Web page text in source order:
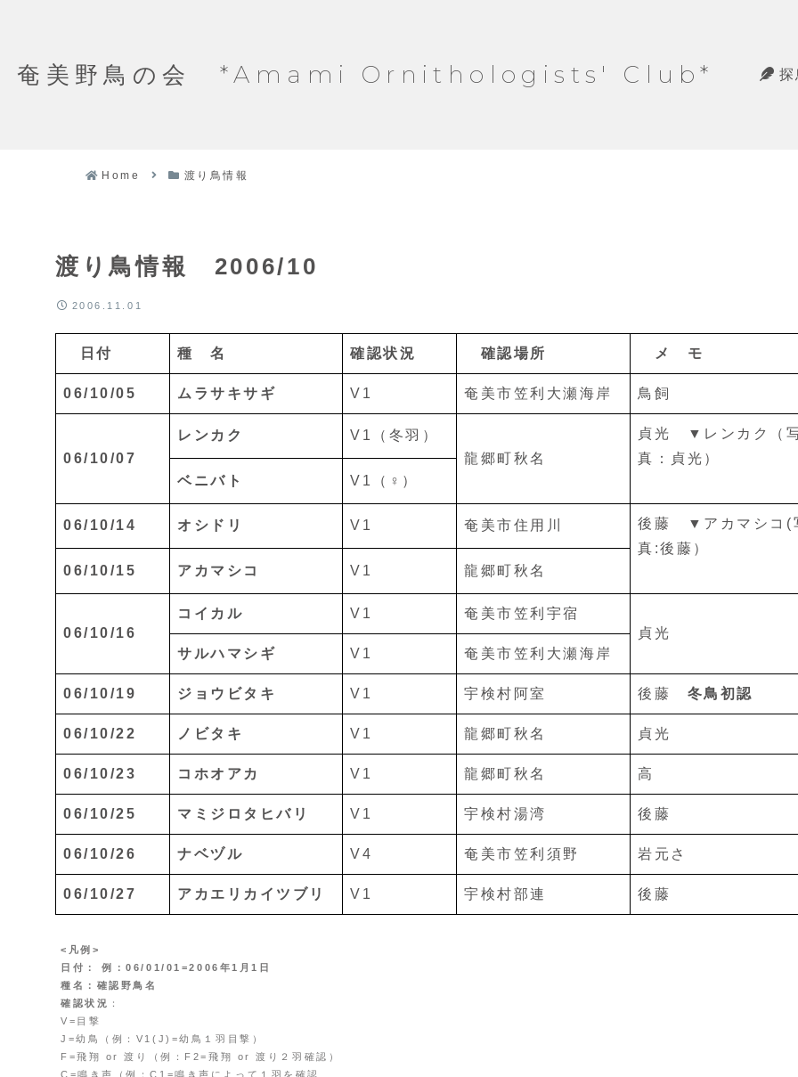
奄美野鳥の会 *Amami Ornithologists' Club*
Home 渡り鳥情報
渡り鳥情報 2006/10
2006.11.01
日付 種 名 確認状況 確認場所 メ モ
06/10/05 ムラサキサギ V1 奄美市笠利大瀬海岸 鳥飼
06/10/07
レンカク
V1（冬羽）
龍郷町秋名
貞光 ▼レンカク（
真：貞光）
ベニバト
V1（♀）
06/10/14 オシドリ V1 奄美市住用川
後藤 ▼アカマシコ(
真:後藤）
06/10/15
アカマシコ V1 龍郷町秋名
06/10/16
コイカル V1
奄美市笠利宇宿
貞光
サルハマシギ
V1 奄美市笠利大瀬海岸
06/10/19 ジョウビタキ V1 宇検村阿室 後藤 冬鳥初認
06/10/22 ノビタキ V1 龍郷町秋名 貞光
06/10/23 コホオアカ V1 龍郷町秋名 高
06/10/25 マミジロタヒバリ V1 宇検村湯湾 後藤
06/10/26 ナベヅル V4 奄美市笠利須野 岩元さ
06/10/27 アカエリカイツブリ V1 宇検村部連 後藤
<凡例>
日付： 例：06/01/01=2006年1月1日
種名：確認野鳥名
確認状況
：
V=目撃
J=幼鳥（例：V1(J)=幼鳥１羽目撃）
F=飛翔 or 渡り（例：F2=飛翔 or 渡り２羽確認）
C=鳴き声（例：C1=鳴き声によって１羽を確認